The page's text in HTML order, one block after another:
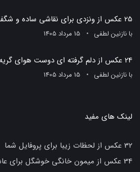
25 عکس از ونزدی برای نقاشی ساده و شگفت‌انگیز
بانازنین لطفی 15 مرداد 1405
24 عکس از دلم گرفته ای دوست هوای گریه
بانازنین لطفی 15 مرداد 1405
لینک های مفید
32 عکس از لحظات زیبا برای پروفایل شما
34 عکس از میمون خانگی خوشگل برای عاشقان حیوانات